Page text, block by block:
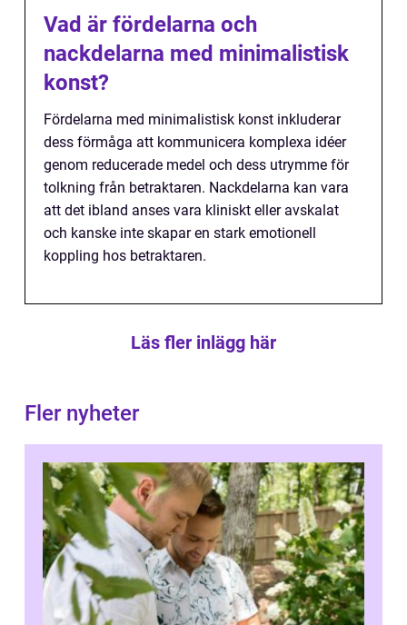
Vad är fördelarna och
nackdelarna med minimalistisk
konst?
Fördelarna med minimalistisk konst inkluderar
dess förmåga att kommunicera komplexa idéer
genom reducerade medel och dess utrymme för
tolkning från betraktaren. Nackdelarna kan vara
att det ibland anses vara kliniskt eller avskalat
och kanske inte skapar en stark emotionell
koppling hos betraktaren.
Läs fler inlägg här
Fler nyheter